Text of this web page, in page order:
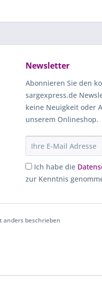
Newsletter
Abonnieren Sie den
sargexpress.de
keine Neuigkeit oder
unserem Onlineshop.
Ich habe die
zur Kenntnis
beschrieben